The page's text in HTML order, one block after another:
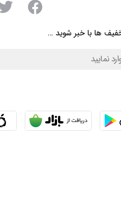
ها با خبر شوید …